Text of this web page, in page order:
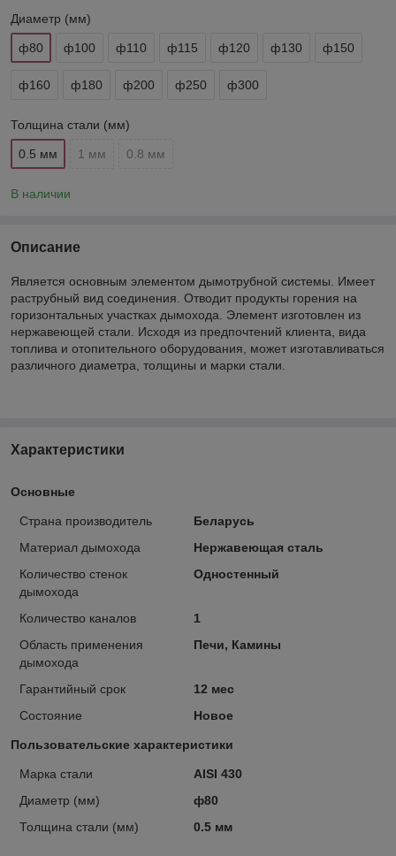
Диаметр (мм)
ф80 ф100 ф110 ф115 ф120 ф130 ф150
ф160 ф180 ф200 ф250 ф300
Толщина стали (мм)
0.5 мм 1 мм 0.8 мм
В наличии
Описание
Является основным элементом дымотрубной системы. Имеет
раструбный вид соединения. Отводит продукты горения на
горизонтальных участках дымохода. Элемент изготовлен из
нержавеющей стали. Исходя из предпочтений клиента, вида
топлива и отопительного оборудования, может изготавливаться
различного диаметра, толщины и марки стали.
Характеристики
Основные
Страна производитель
Беларусь
Материал дымохода
Нержавеющая сталь
Количество стенок
дымохода
Одностенный
Количество каналов
1
Область применения
дымохода
Печи, Камины
Гарантийный срок
12 мес
Состояние
Новое
Пользовательские характеристики
Марка стали
AISI 430
Диаметр (мм)
ф80
Толщина стали (мм)
0.5 мм